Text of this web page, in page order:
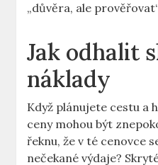
„důvěra, ale
Jak odhalit
náklady
Když plánujete cestu a
ceny mohou být
řeknu, že v té cenovce
nečekané výdaje?